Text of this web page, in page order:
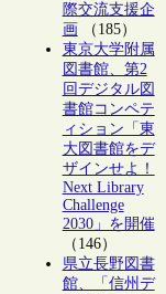
際交流支援企
画 （185）
東京大学附属
図書館、第2
回デジタル図
書館コンペテ
ィション「東
大図書館をデ
ザインせよ！
Next Library
Challenge
2030」を開催
（146）
県立長野図書
館、「信州デ